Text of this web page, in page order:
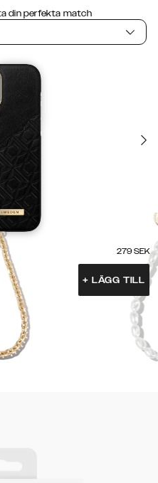
din perfekta match
279 SEK
+ LÄGG TILL